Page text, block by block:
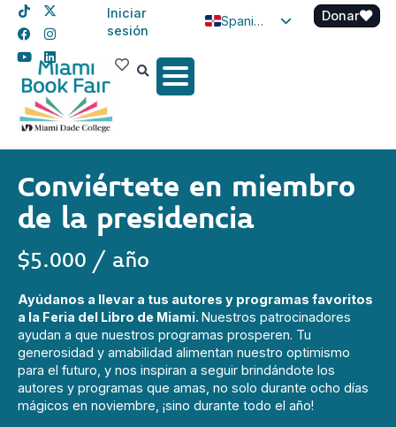
Iniciar
sesión
Spanish
Donar
Conviértete en miembro
de la presidencia
$5.000 / año
Ayúdanos a llevar a tus autores y programas favoritos
a la Feria del Libro de Miami. Nuestros patrocinadores
ayudan a que nuestros programas prosperen. Tu
generosidad y amabilidad alimentan nuestro optimismo
para el futuro, y nos inspiran a seguir brindándote los
autores y programas que amas, no solo durante ocho días
mágicos en noviembre, ¡sino durante todo el año!